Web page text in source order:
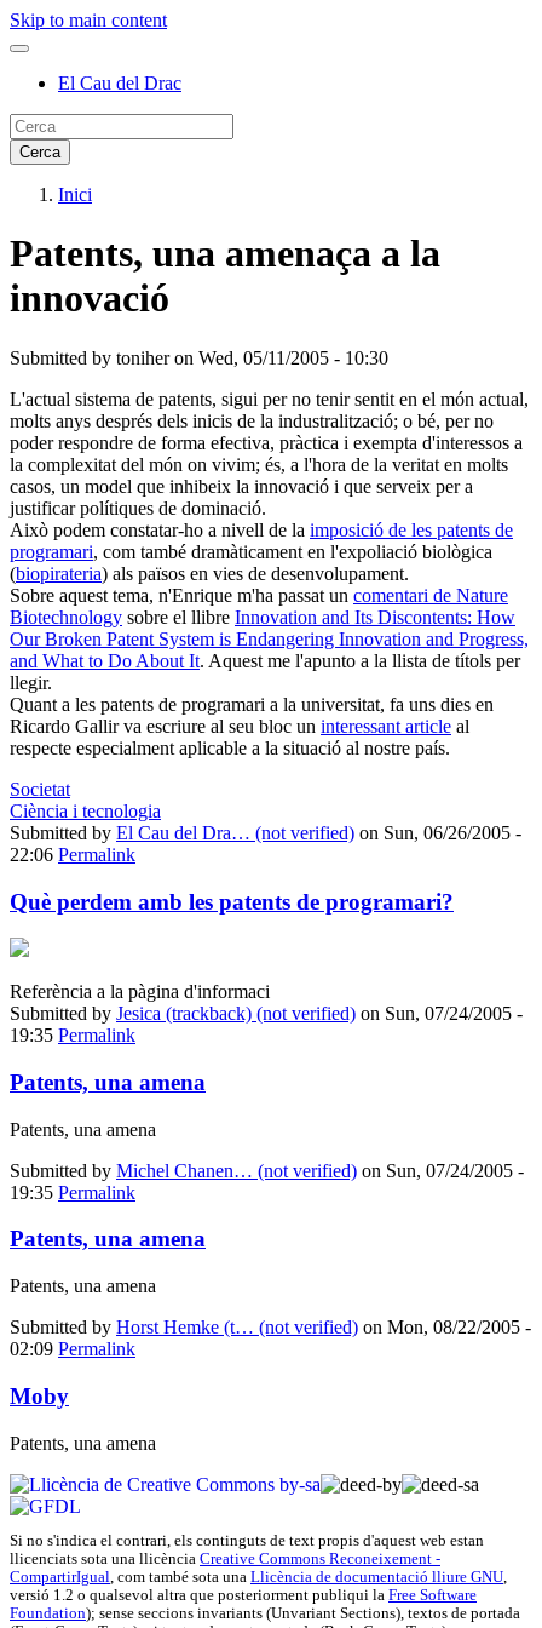
Skip to main content
El Cau del Drac
Inici
Patents, una amenaça a la
innovació
Submitted by toniheron Wed, 05/11/2005 - 10:30
L'actual sistema de patents, sigui per no tenir sentit en el món actual,
molts anys després dels inicis de la industralització; o bé, per no
poder respondre de forma efectiva, pràctica i exempta d'interessos a
la complexitat del món on vivim; és, a l'hora de la veritat en molts
casos, un model que inhibeix la innovació i que serveix per a
justificar polítiques de dominació.
Això podem constatar-ho a nivell de la imposició de les patents de
programari, com també dramàticament en l'expoliació biològica
(biopirateria) als països en vies de desenvolupament.
Sobre aquest tema, n'Enrique m'ha passat un comentari de Nature
Biotechnology sobre el llibre Innovation and Its Discontents: How
Our Broken Patent System is Endangering Innovation and Progress,
and What to Do About It. Aquest me l'apunto a la llista de títols per
llegir.
Quant a les patents de programari a la universitat, fa uns dies en
Ricardo Gallir va escriure al seu bloc un interessant article al
respecte especialment aplicable a la situació al nostre país.
Societat
Ciència i tecnologia
Submitted by El Cau del Dra… (not verified) on Sun, 06/26/2005 -
22:06 Permalink
Què perdem amb les patents de programari?
Referència a la pàgina d'informaci
Submitted by Jesica (trackback) (not verified) on Sun, 07/24/2005 -
19:35 Permalink
Patents, una amena
Patents, una amena
Submitted by Michel Chanen… (not verified) on Sun, 07/24/2005 -
19:35 Permalink
Patents, una amena
Patents, una amena
Submitted by Horst Hemke (t… (not verified) on Mon, 08/22/2005 -
02:09 Permalink
Moby
Patents, una amena
Si no s'indica el contrari, els continguts de text propis d'aquest web estan
llicenciats sota una llicència Creative Commons Reconeixement -
CompartirIgual, com també sota una Llicència de documentació lliure GNU,
versió 1.2 o qualsevol altra que posteriorment publiqui la Free Software
Foundation); sense seccions invariants (Unvariant Sections), textos de portada